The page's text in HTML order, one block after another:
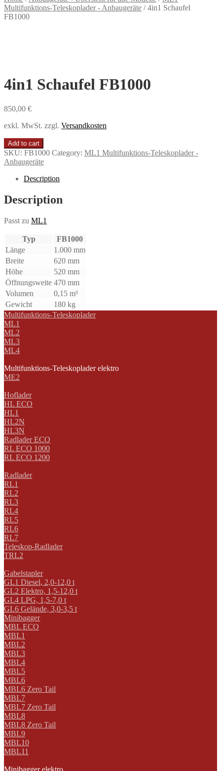
Multifunktions-Teleskoplader - Anbaugeräte /4in1 Schaufel
FB1000
4in1 Schaufel FB1000
850,00 €
exkl. MwSt. zzgl. Versandkosten
Add to cart
SKU: FB1000 Category: ML1 Multifunktions-Teleskoplader -
Anbaugeräte
Description
Description
Passt zu ML1
Typ
FB1000
Länge
1.000 mm
Breite
620 mm
Höhe
520 mm
Öffnungsweite 470 mm
Volumen
0,15 m³
Gewicht
180 kg
Multifunktions-Teleskoplader
ML1
ML2
ML3
ML4
Multifunktions-Teleskoplader elektro
ME2
Hoflader
HL ECO
HL1
HL2N
HL3N
Radlader ECO
RL ECO 1000
RL ECO 1200
Radlader
RL1
RL2
RL3
RL4
RL5
RL6
RL7
Teleskop-Radlader
TRL2
Gabelstapler
GL1 Diesel, 2,0-12,0 t
GL2 Elektro, 1,5-12,0 t
GL4 LPG, 1,5-7,0 t
GL6 Gelände, 3,0-3,5 t
Minibagger
MBL ECO
MBL1
MBL2
MBL3
MBL4
MBL5
MBL6
MBL6 Zero Tail
MBL7
MBL7 Zero Tail
MBL8
MBL8 Zero Tail
MBL9
MBL10
MBL11
Minibagger elektro